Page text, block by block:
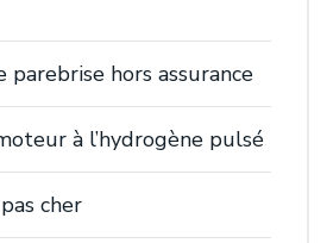
parebrise hors assurance
à l’hydrogène pulsé
cher